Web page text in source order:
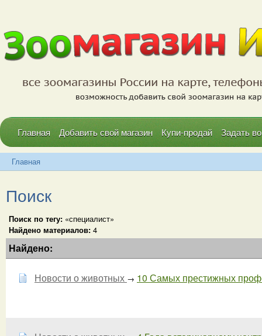
Главная Добавить свой магазин Купи-продай Задать
Главная
Поиск
Поиск по тегу: «специалист»
Найдено материалов: 4
Найдено:
Новости о животных → 10 Самых престижных